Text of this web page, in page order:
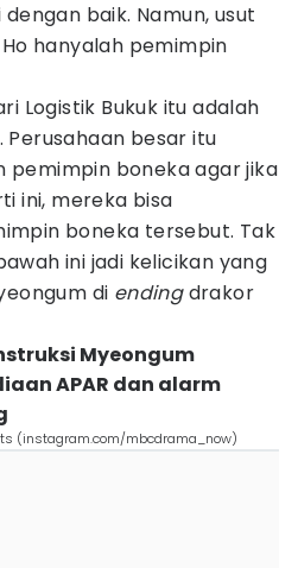
baik. Namun, usut
hanyalah pemimpin
Logistik Bukuk itu adalah
Perusahaan besar itu
pemimpin boneka agar jika
ini, mereka bisa
boneka tersebut. Tak
ini jadi kelicikan yang
di endingdrakor
Myeongum
APAR dan alarm
(instagram.com/mbcdrama_now)